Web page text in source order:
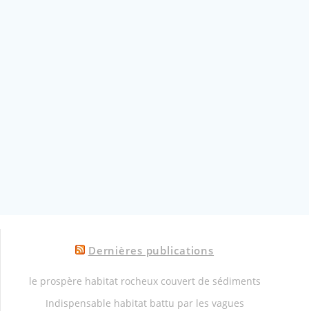
Dernières publications
le prospère habitat rocheux couvert de sédiments
Indispensable habitat battu par les vagues